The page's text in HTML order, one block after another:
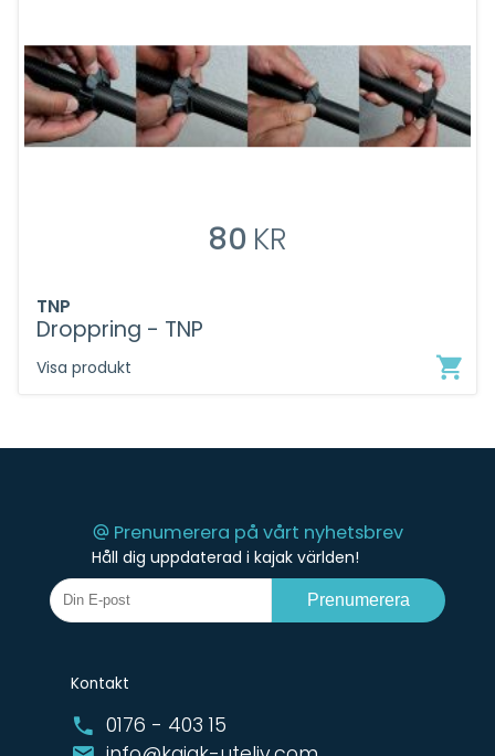
80 KR
TNP
Droppring - TNP
Visa produkt
Prenumerera på vårt nyhetsbrev
Håll dig uppdaterad i kajak världen!
Prenumerera
Kontakt
0176 - 403 15